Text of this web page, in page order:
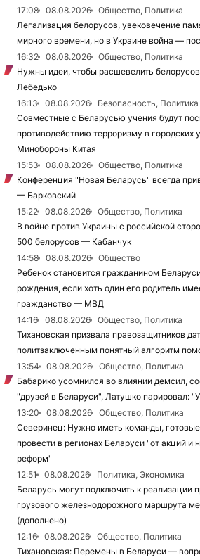
17:08
08.08.2026
Общество, Политика
Легализация белорусов, увековечение
мирного времени, но в Украине война —
16:32
08.08.2026
Общество, Политика
Нужны идеи, чтобы расшевелить
Лебедько
16:13
08.08.2026
Безопасность, Политика
Совместные с Беларусью учения будут
противодействию терроризму в городских
Минобороны Китая
15:53
08.08.2026
Общество, Политика
Конференция "Новая Беларусь" всегда
— Барковский
15:22
08.08.2026
Общество, Политика
В войне против Украины с российской
500 белорусов — Кабанчук
14:58
08.08.2026
Общество
Ребенок становится гражданином
рождения, если хоть один его родитель
гражданство — МВД
14:16
08.08.2026
Общество, Политика
Тихановская призвала правозащитников
политзаключенным понятный алгоритм
13:54
08.08.2026
Общество, Политика
Бабарико усомнился во влиянии демсил,
"друзей в Беларуси", Латушко парировал:
13:20
08.08.2026
Общество, Политика
Северинец: Нужно иметь команды,
провести в регионах Беларуси "от акций и
реформ"
12:51
08.08.2026
Политика, Экономика
Беларусь могут подключить к реализации
грузового железнодорожного маршрута
(дополнено)
12:16
08.08.2026
Общество, Политика
Тихановская: Перемены в Беларуси —